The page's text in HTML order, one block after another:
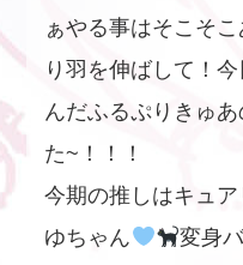
ぁやる事はそこそ
り羽を伸ばして！
んだふるぷりきゅ
た~！！！
今期の推しはキュ
ゆちゃん
変身